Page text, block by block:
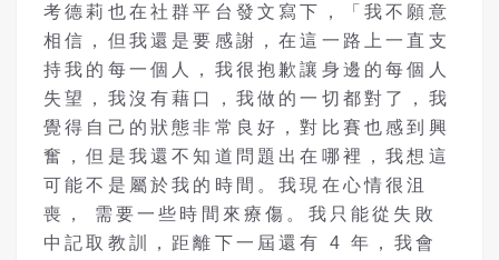
考德莉也在社群平台發文寫下，「我不願意
相信，但我還是要感謝，在這一路上一直支
持我的每一個人，我很抱歉讓身邊的每個人
失望，我沒有藉口，我做的一切都對了，我
覺得自己的狀態非常良好，對比賽也感到興
奮，但是我還不知道問題出在哪裡，我想這
可能不是屬於我的時間。我現在心情很沮
喪， 需要一些時間來療傷。我只能從失敗
中記取教訓，距離下一屆還有 4 年，我會